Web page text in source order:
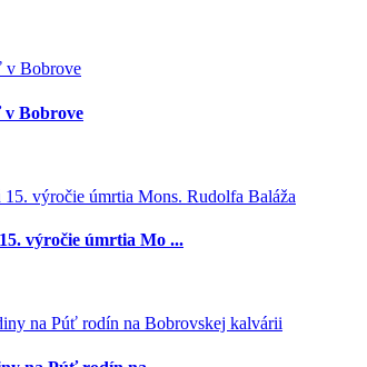
v Bobrove
výročie úmrtia Mo ...